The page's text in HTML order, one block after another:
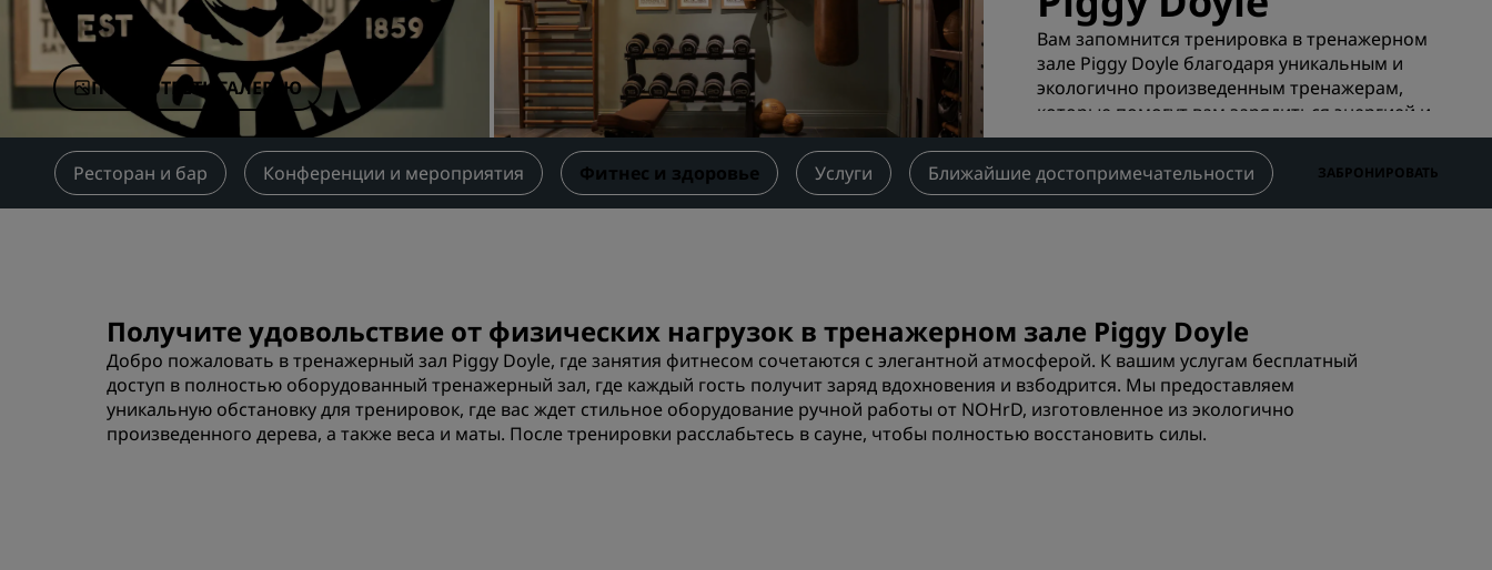
Аффилированные бренды в Китае
Забронировать помещение для
мероприятия
Запросить ценовое
предложение
Направления для проведения
мероприятий
Отраслевые решения
Питание
Поиск ресторана
Отели для семейного отдыха
Rad Pets
Помещения для свадеб
Пребывания в экологичных
отелях
Размещение спортивных
команд
Radisson Rewards
Откройте для себя Radisson
Rewards
ПОСМОТРЕТЬ ГАЛЕРЕЮ
Вам запомнится тренировка в тренажерном
зале Piggy Doyle благодаря уникальным и
экологично произведенным тренажерам,
которые помогут вам зарядиться энергией и
восстановить силы.
Ресторан и бар Конференции и мероприятия Фитнес и здоровье Услуги Ближайшие достопримечательности Контактная
ЗАБРОНИРОВАТЬ
Получите удовольствие от физических нагрузок в тренажерном зале Piggy Doyle
Добро пожаловать в тренажерный зал Piggy Doyle, где занятия фитнесом сочетаются с элегантной атмосферой. К вашим услугам бесплатный
доступ в полностью оборудованный тренажерный зал, где каждый гость получит заряд вдохновения и взбодрится. Мы предоставляем
уникальную обстановку для тренировок, где вас ждет стильное оборудование ручной работы от NOHrD, изготовленное из экологично
произведенного дерева, а также веса и маты. После тренировки расслабьтесь в сауне, чтобы полностью восстановить силы.